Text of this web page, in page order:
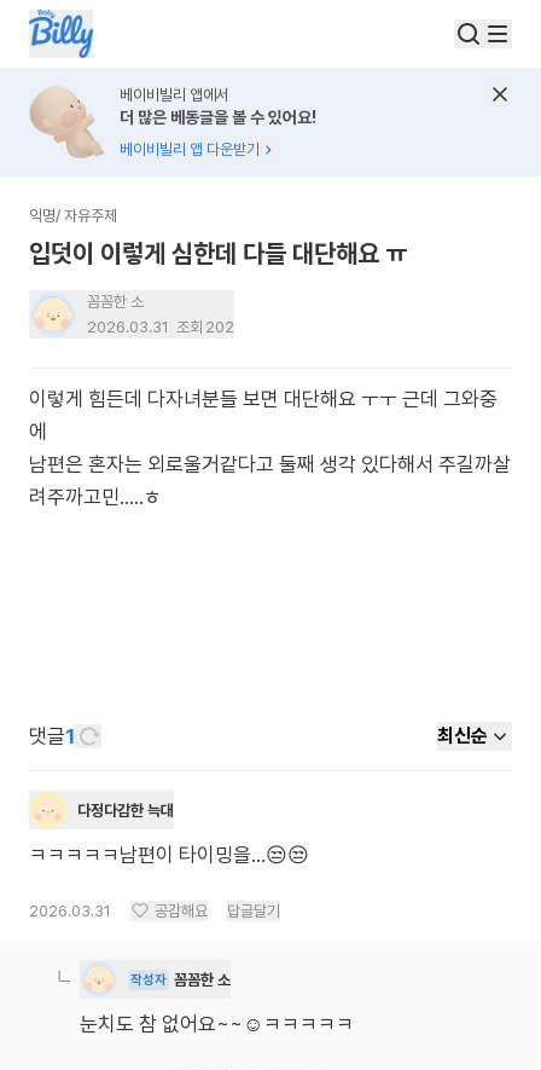
베이비빌리 앱에서
더 많은 베동글을 볼 수 있어요!
베이비빌리 앱 다운받기
익명/ 자유주제
입덧이 이렇게 심한데 다들 대단해요 ㅠ
꼼꼼한 소
2026.03.31 조회 202
이렇게 힘든데 다자녀분들 보면 대단해요 ㅜㅜ 근데 그와중
에
남편은 혼자는 외로울거같다고 둘째 생각 있다해서 주길까살
려주까고민.....ㅎ
댓글1 최신순
다정다감한 늑대
ㅋㅋㅋㅋㅋ남편이 타이밍을…😒😒
2026.03.31 공감해요 답글달기
작성자 꼼꼼한 소
눈치도 참 없어요~~☺️ㅋㅋㅋㅋㅋ